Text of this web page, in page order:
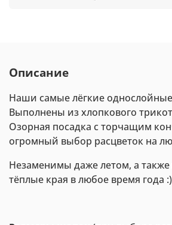
Описание
Наши самые лёгкие
Выполнены из хлопкового
Озорная посадка с торчащим
огромный выбор расцветок на
Незаменимы даже летом, а также
тёплые края в любое время года :)